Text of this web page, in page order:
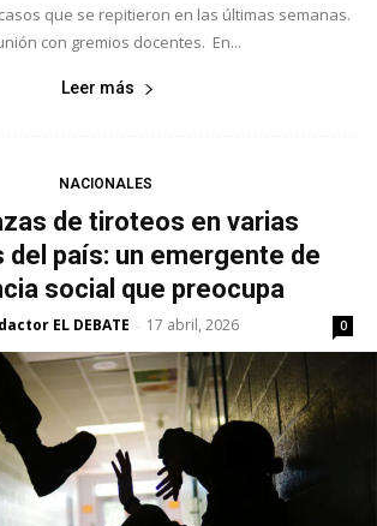
que se repitieron en las últimas semanas.
con gremios docentes. En...
Leer más
NACIONALES
de tiroteos en varias
del país: un emergente de
social que preocupa
EL DEBATE - 17 abril, 2026 0